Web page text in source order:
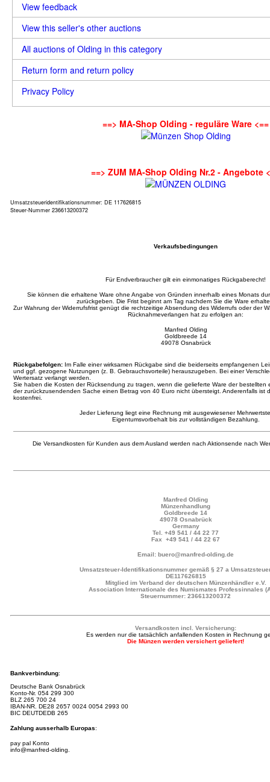
View feedback
View this seller's other auctions
All auctions of Olding in this category
Return form and return policy
Privacy Policy
==> MA-Shop Olding - reguläre Ware <==
==> ZUM MA-Shop Olding Nr.2 - Angebote
Umsatzsteueridentifikationsnummer: DE 117626815
Steuer-Nummer 236613200372
Verkaufsbedingungen
Für Endverbraucher gilt ein einmonatiges Rückgaberecht!
Sie können die erhaltene Ware ohne Angabe von Gründen innerhalb eines Monats
zurückgeben. Die Frist beginnt am Tag nachdem Sie die Ware
Zur Wahrung der Widerrufsfrist genügt die rechtzeitige Absendung des Widerrufs oder der
Rücknahmeverlangen hat zu erfolgen an:
Manfred Olding
Goldbreede 14
49078 Osnabrück
Rückgabefolgen: Im Falle einer wirksamen Rückgabe sind die beiderseits empfangenen
und ggf. gezogene Nutzungen (z. B. Gebrauchsvorteile) herauszugeben. Bei einer
Wertersatz verlangt werden.
Sie haben die Kosten der Rücksendung zu tragen, wenn die gelieferte Ware der bestellten
der zurückzusendenden Sache einen Betrag von 40 Euro nicht übersteigt. Anderenfalls ist
kostenfrei.
Jeder Lieferung liegt eine Rechnung mit ausgewiesener
Eigentumsvorbehalt bis zur vollständigen Bezahlung.
Die Versandkosten für Kunden aus dem Ausland werden nach Aktionsende nach
Manfred Olding
Münzenhandlung
Goldbreede 14
49078 Osnabrück
Germany
Tel. +49 541 / 44 22 77
Fax +49 541 / 44 22 67
Email: buero@manfred-olding.de
Umsatzsteuer-Identifikationsnummer gemäß § 27 a
DE117626815
Mitglied im Verband der deutschen Münzenhändler e.V.
Association Internationale des Numismates Professinnales
Steuernummer: 236613200372
Versandkosten incl. Versicherung:
Es werden nur die tatsächlich anfallenden Kosten in Rechnung
Die Münzen werden versichert geliefert!
Bankverbindung:
Deutsche Bank Osnabrück
Konto-Nr. 054 299 300
BLZ 265 700 24
IBAN-NR. DE28 2657 0024 0054 2993 00
BIC DEUTDEDB 265
Zahlung ausserhalb Europas:
pay pal Konto
info@manfred-olding.